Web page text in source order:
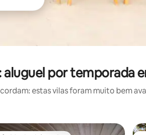
aluguel por temporada
estas vilas foram muito bem